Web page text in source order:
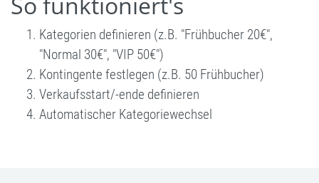
Kategorien definieren (z.B. "Frühbucher 20€",
"Normal 30€", "VIP 50€")
Kontingente festlegen (z.B. 50 Frühbucher)
Verkaufsstart/-ende definieren
Automatischer Kategoriewechsel